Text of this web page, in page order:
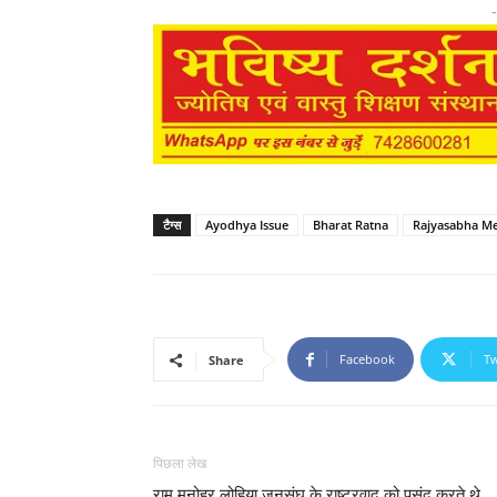
टैग्स Ayodhya Issue Bharat Ratna Rajyasabha
Share Facebook
पिछला लेख